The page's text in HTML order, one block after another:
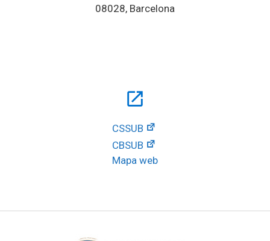
08028, Barcelona
open_in_new
CSSUB
CBSUB
Mapa web